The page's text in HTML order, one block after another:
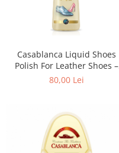
Casablanca Liquid Shoes
Polish For Leather Shoes –
Lotfy
80,00 Lei